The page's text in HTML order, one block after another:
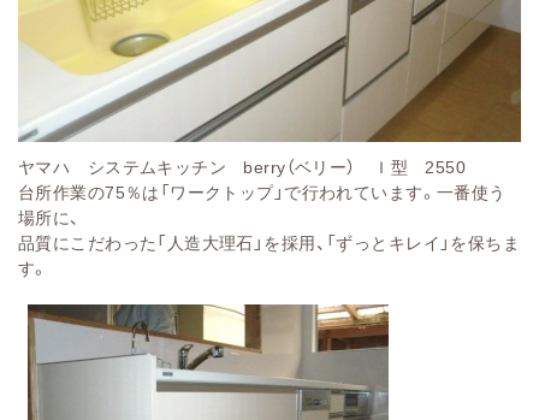
ヤマハ システムキッチン berry（ベリー） Ｉ型 2550
台所作業の75％は「ワークトップ」で行われています。一番使う
場所に、
品質にこだわった「人造大理石」を採用、「ずっとキレイ」を保ちま
す。